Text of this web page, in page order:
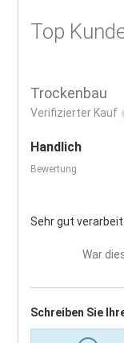
Top
Trockenbau
Verifizierter Kauf
Handlich
Bewertung
Sehr gut
War
Schreiben Sie